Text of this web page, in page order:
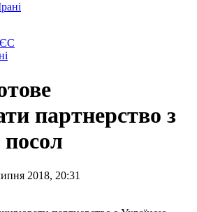
ЄС
партнерство з
2018, 20:31